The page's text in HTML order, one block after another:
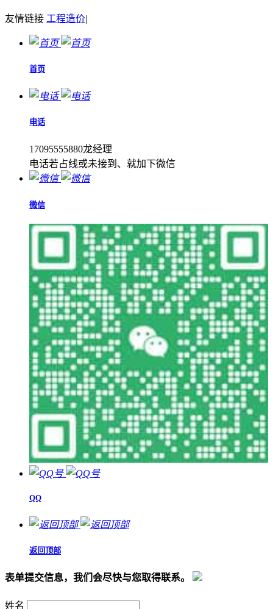
友情链接 工程造价|
首页
电话
17095555880龙经理
电话若占线或未接到、就加下微信
微信
QQ
返回顶部
表单提交信息，我们会尽快与您取得联系。
姓名